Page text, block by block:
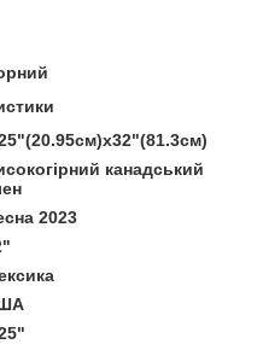
канадський
2023